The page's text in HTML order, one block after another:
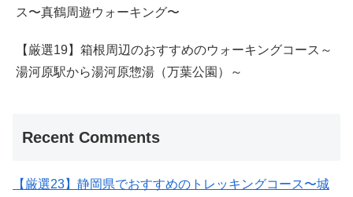
ス〜真鶴周遊ウォーキング〜
【厳選19】箱根周辺のおすすめのウォーキングコース～
湯河原駅から湯河原惣湯（万葉公園）～
Recent Comments
【厳選23】静岡県でおすすめのトレッキングコース〜城